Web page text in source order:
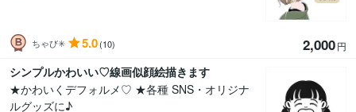
ちゃび✳︎ 5.0(10) 2,000円
シンプルかわいい♡線画似顔絵描きます
★かわいくデフォルメ♡ ★各種 SNS・オリジナ
ルグッズに♪